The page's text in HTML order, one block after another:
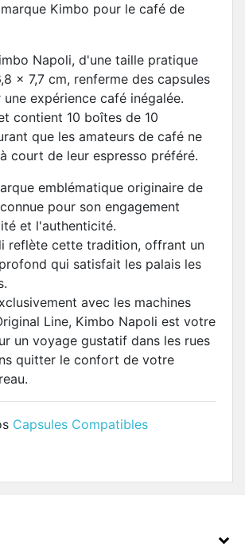
Kimbo pour le café de
Napoli, d'une taille pratique
x 7,7 cm, renferme des capsules
expérience café inégalée.
contient 10 boîtes de 10
que les amateurs de café ne
court de leur espresso préféré.
emblématique originaire de
pour son engagement
et l'authenticité.
reflète cette tradition, offrant un
qui satisfait les palais les
avec les machines
Line, Kimbo Napoli est votre
un voyage gustatif dans les rues
quitter le confort de votre
Capsules Compatibles